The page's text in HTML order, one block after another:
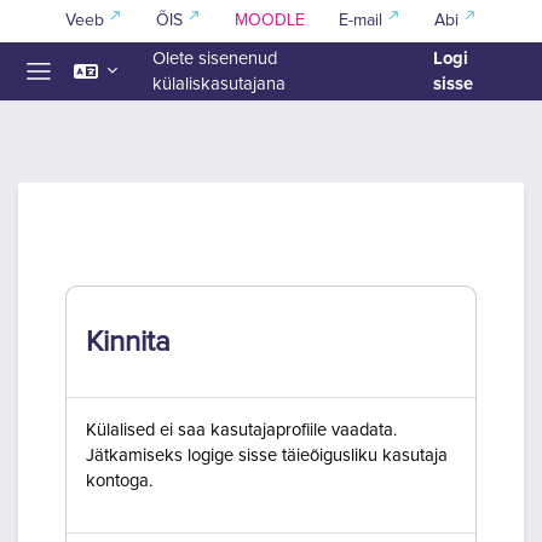
Jäta vahele peasisuni
Veeb ÕIS MOODLE E-mail Abi
Olete sisenenud
külaliskasutajana
Logi
sisse
Kinnita
Külalised ei saa kasutajaprofiile vaadata.
Jätkamiseks logige sisse täieõigusliku kasutaja
kontoga.